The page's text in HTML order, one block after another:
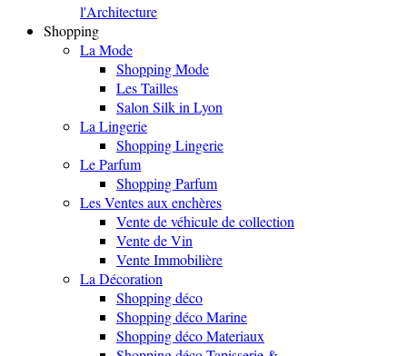
l'Architecture
Shopping
La Mode
Shopping Mode
Les Tailles
Salon Silk in Lyon
La Lingerie
Shopping Lingerie
Le Parfum
Shopping Parfum
Les Ventes aux enchères
Vente de véhicule de collection
Vente de Vin
Vente Immobilière
La Décoration
Shopping déco
Shopping déco Marine
Shopping déco Materiaux